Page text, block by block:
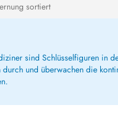
sortiert
sind Schlüsselfiguren in
durch und überwachen die